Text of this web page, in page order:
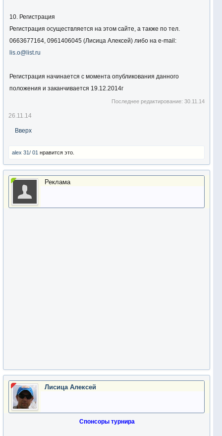
10. Регистрация
Регистрация осуществляется на этом сайте, а также по тел.
0663677164, 0961406045 (Лисица Алексей) либо на e-mail:
lis.o@list.ru
Регистрация начинается с момента опубликования данного
положения и заканчивается 19.12.2014г
Последнее редактирование:30.11.14
26.11.14
Вверх
alex 31/ 01 нравится это.
Реклама
Лисица Алексей
Спонсоры турнира